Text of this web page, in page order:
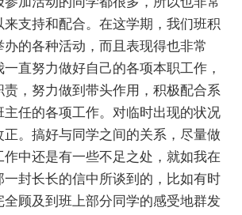
来支持和配合。在这学期，我们班积
的各种活动，而且表现得也非常
直努力做好自己的各项本职工作，
责，努力做到带头作用，积极配合系
主任的各项工作。对临时出现的状况
。搞好与同学之间的关系，尽量做
中还是有一些不足之处，就如我在
一封长长的信中所谈到的，比如有时
全顾及到班上部分同学的感受地群发